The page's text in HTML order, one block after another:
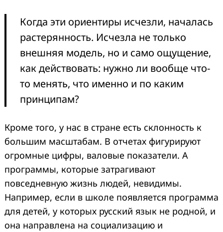
Когда эти ориентиры исчезли, началась
растерянность. Исчезла не только
внешняя модель, но и само ощущение,
как действовать: нужно ли вообще что-
то менять, что именно и по каким
принципам?
Кроме того, у нас в стране есть склонность к
большим масштабам. В отчетах фигурируют
огромные цифры, валовые показатели. А
программы, которые затрагивают
повседневную жизнь людей, невидимы.
Например, если в школе появляется программа
для детей, у которых русский язык не родной, и
она направлена на социализацию и